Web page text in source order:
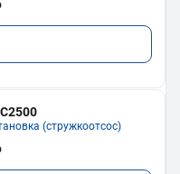
(стружкоотсос)